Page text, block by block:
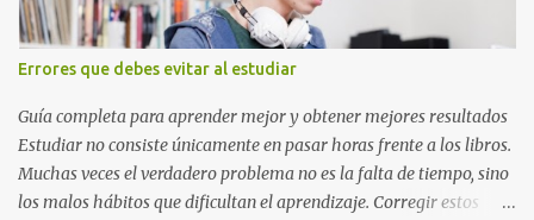
la Q en amarillo brillante, junto con la N y la P en un verde
inspirado en los niveles de los juegos. Formas icónicas : No te
pierdas la letra O , diseñada con ese estilo geométrico tan carac...
Errores que debes evitar al estudiar
Guía completa para aprender mejor y obtener mejores resultados
Estudiar no consiste únicamente en pasar horas frente a los libros.
Muchas veces el verdadero problema no es la falta de tiempo, sino
los malos hábitos que dificultan el aprendizaje. Corregir estos